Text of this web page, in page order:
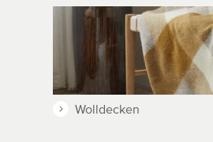
Wolldecken